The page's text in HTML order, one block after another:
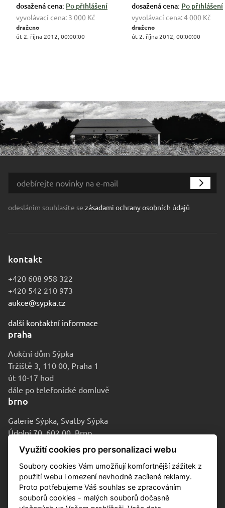
dosažená cena: Po přihlášení
vyvolávací cena: 3 000 Kč
draženo
út 2. října 2012, 00:00:00
dosažená cena: Po přihlášení
vyvolávací cena:4 000 Kč
draženo
út 2. října 2012, 00:00:00
odesláním souhlasíte se zásadami ochrany osobních údajů
kontakt
+420 608 958 322
+420 542 210 973
aukce@sypka.cz
další kontaktní informace
praha
Aukční dům Sýpka
Tržiště 3, 110 00, Praha 1
út 10-17 hod
dále po telefonické domluvě
brno
Galerie Sýpka, Svatby Sýpka
Údolní 70, 602 00, Brno
po-pá 9-16 hod
Využití cookies pro personalizaci webu
Soubory cookies Vám umožňují komfortnější zážitek z
použití webu i omezení nevhodně zacílené reklamy.
Proto potřebujeme Váš souhlas se zpracováním
souborů cookies - malých souborů dočasně